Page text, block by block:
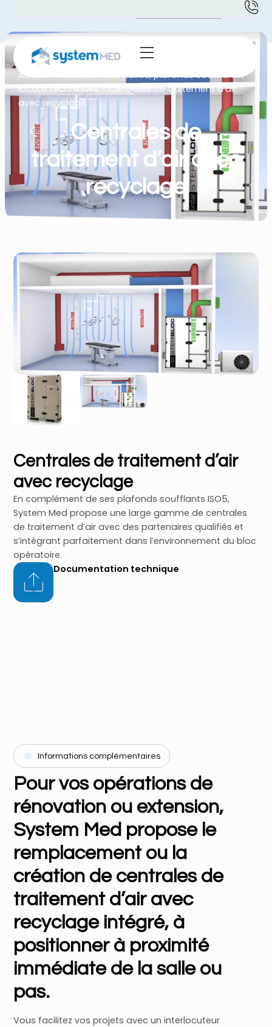
Accueil-Cloisons modulaires, plafonds soufflants,
locaux techniques-Centrales de traitement d’air
avec recyclage
Centrales de
traitement d’air avec
recyclage
Centrales de traitement d’air
avec recyclage
En complément de ses plafonds soufflants ISO5,
System Med propose une large gamme de centrales
de traitement d’air avec des partenaires qualifiés et
s’intégrant parfaitement dans l’environnement du bloc
opératoire.
Documentation technique
Informations complémentaires
Pour vos opérations de
rénovation ou extension,
System Med propose le
remplacement ou la
création de centrales de
traitement d’air avec
recyclage intégré, à
positionner à proximité
immédiate de la salle ou
pas.
Vous facilitez vos projets avec un interlocuteur